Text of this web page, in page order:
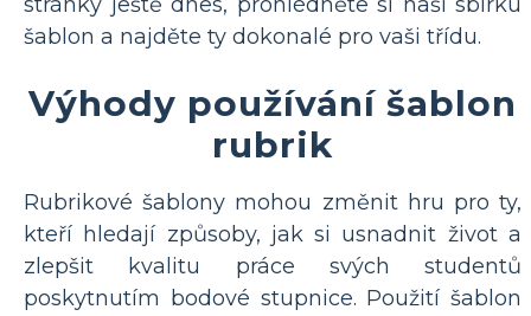
šablon a najděte ty dokonalé pro vaši třídu.
Výhody používání šablon
rubrik
Rubrikové šablony mohou změnit hru pro ty,
kteří hledají způsoby, jak si usnadnit život a
zlepšit kvalitu práce svých studentů
poskytnutím bodové stupnice. Použití šablon